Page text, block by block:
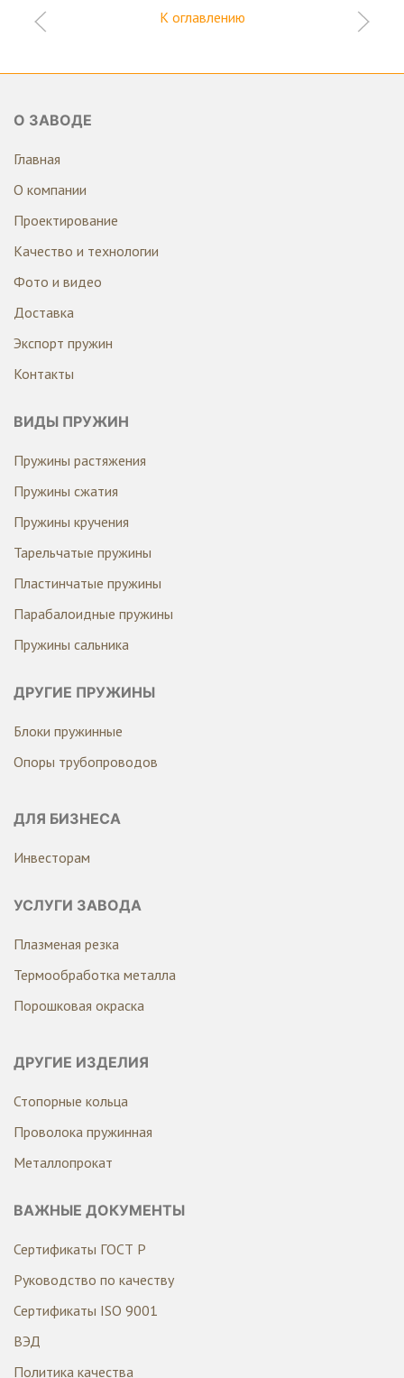
К оглавлению
О ЗАВОДЕ
Главная
О компании
Проектирование
Качество и технологии
Фото и видео
Доставка
Экспорт пружин
Контакты
ВИДЫ ПРУЖИН
Пружины растяжения
Пружины сжатия
Пружины кручения
Тарельчатые пружины
Пластинчатые пружины
Парабалоидные пружины
Пружины сальника
ДРУГИЕ ПРУЖИНЫ
Блоки пружинные
Опоры трубопроводов
ДЛЯ БИЗНЕСА
Инвесторам
УСЛУГИ ЗАВОДА
Плазменая резка
Термообработка металла
Порошковая окраска
ДРУГИЕ ИЗДЕЛИЯ
Стопорные кольца
Проволока пружинная
Металлопрокат
ВАЖНЫЕ ДОКУМЕНТЫ
Сертификаты ГОСТ Р
Руководство по качеству
Сертификаты ISO 9001
ВЭД
Политика качества